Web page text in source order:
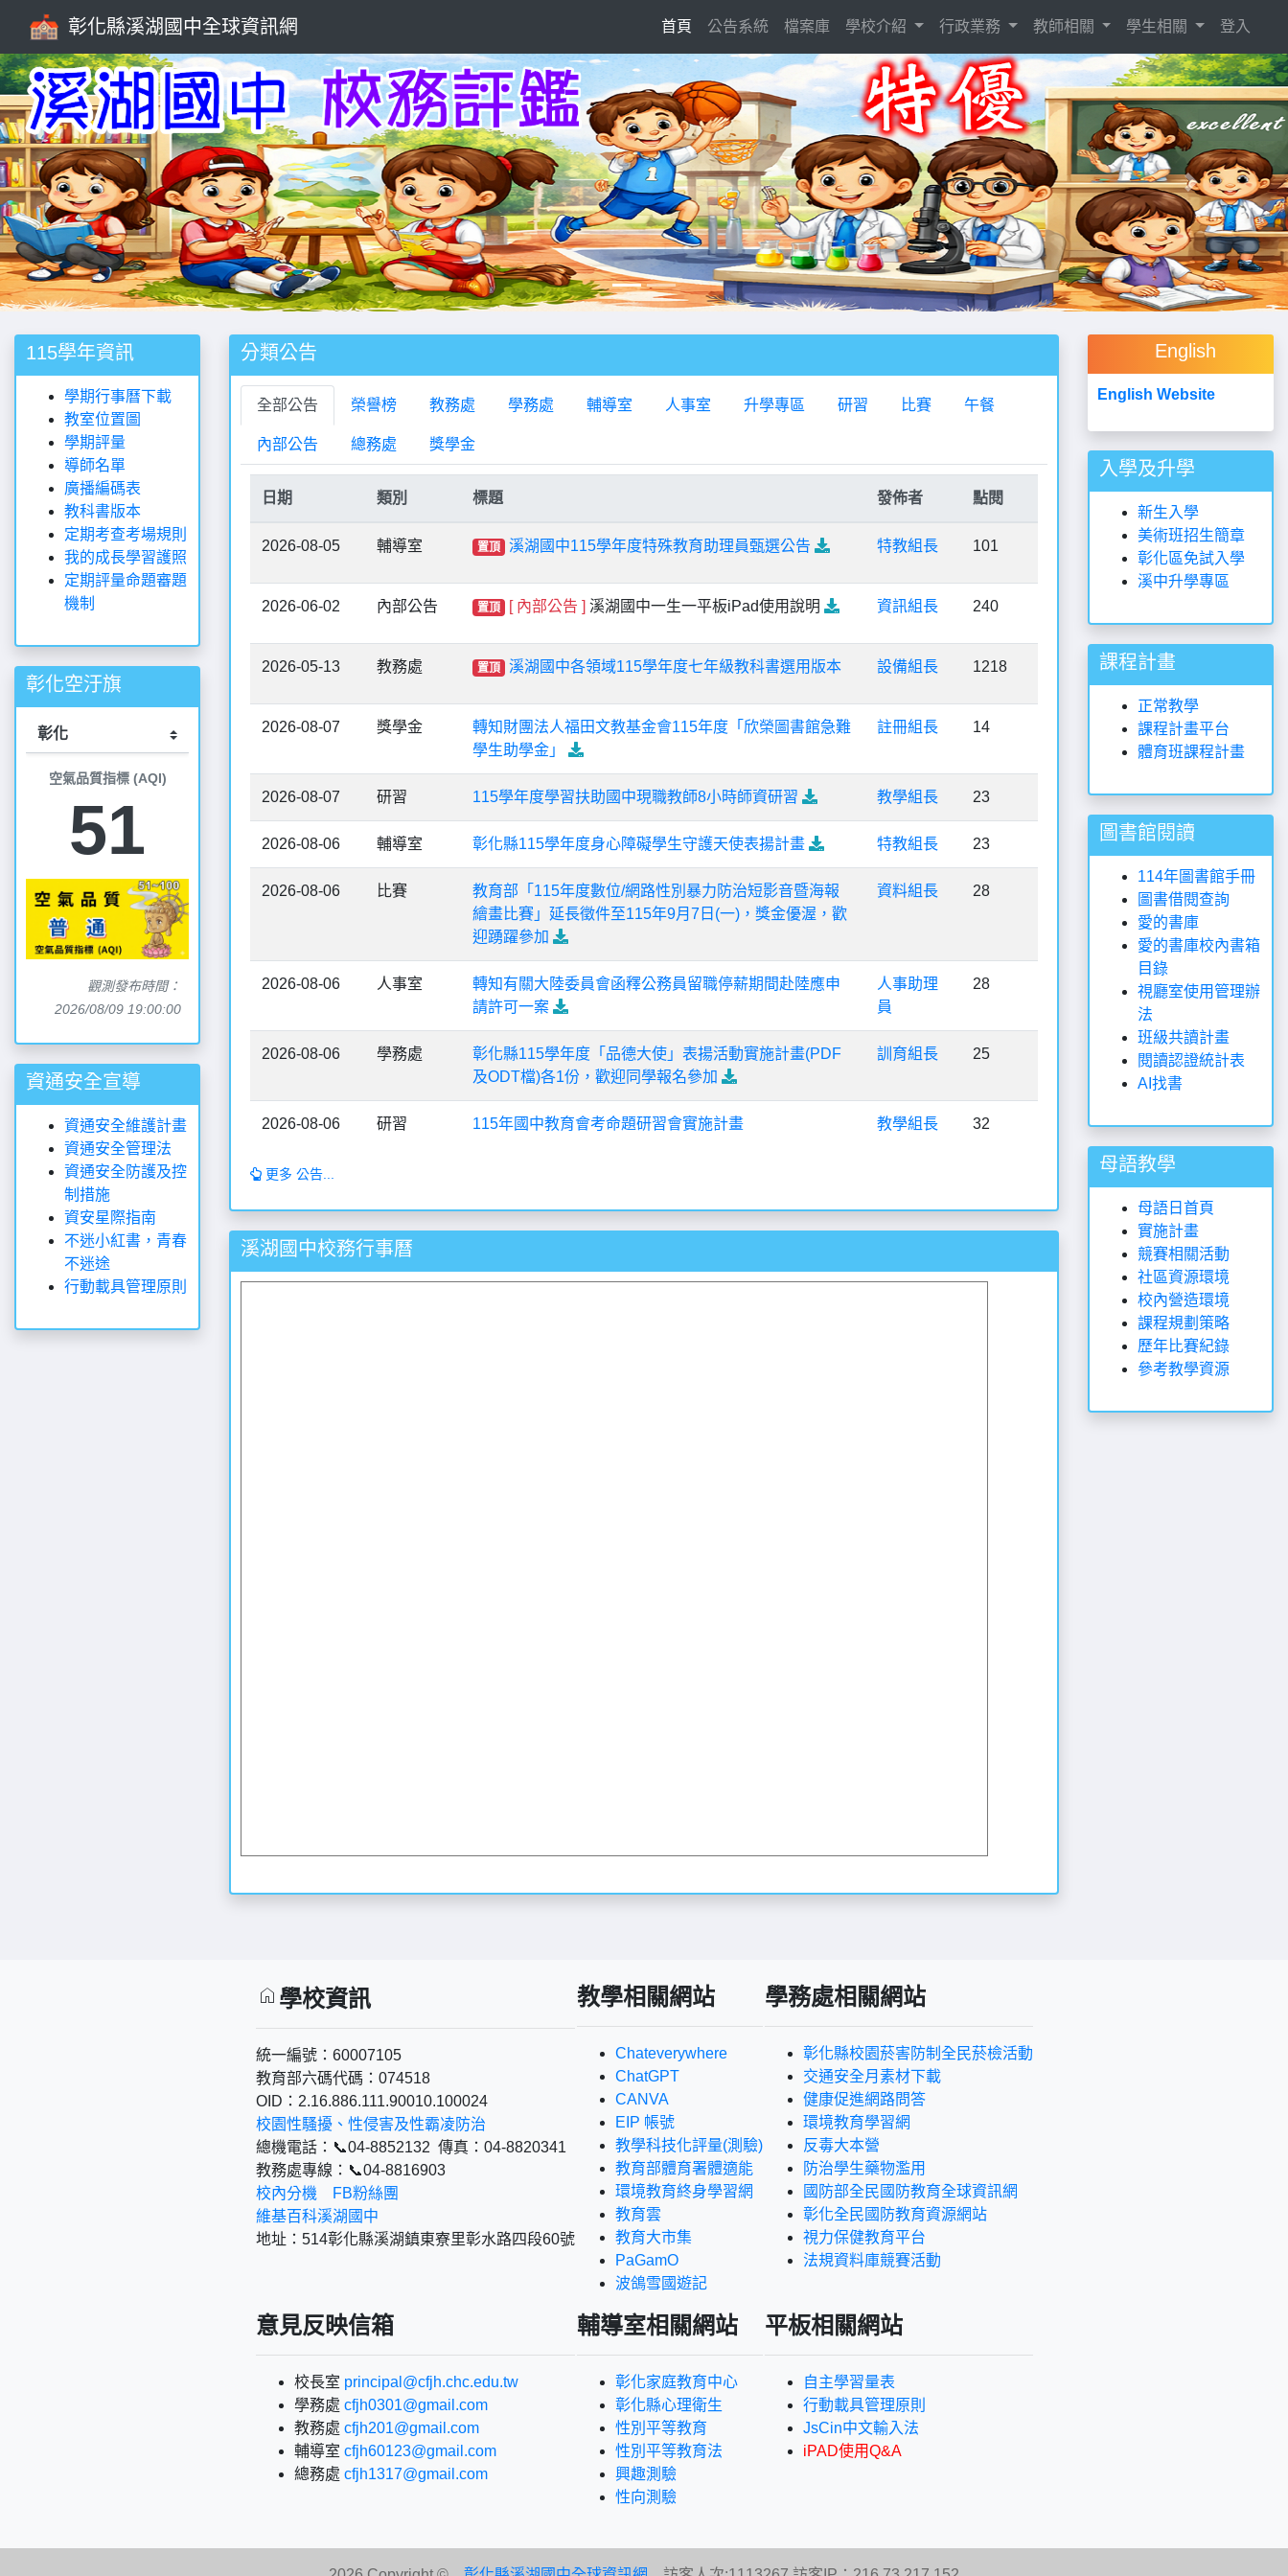
彰化縣溪湖國中全球資訊網 首頁 (current)
公告系統 檔案庫 學校介紹 行政業務 教師相關 學生相關 登入
Previous Next
115學年資訊
學期行事曆下載
教室位置圖
學期評量
導師名單
廣播編碼表
教科書版本
定期考查考場規則
我的成長學習護照
定期評量命題審題
機制
彰化空汙旗
空氣品質指標 (AQI)
51
觀測發布時間：
2026/08/09 19:00:00
資通安全宣導
資通安全維護計畫
資通安全管理法
資通安全防護及控
制措施
資安星際指南
不迷小紅書，青春
不迷途
行動載具管理原則
分類公告
全部公告 榮譽榜 教務處 學務處 輔導室 人事室 升學專區 研習 比賽 午餐
內部公告 總務處 獎學金
日期 類別 標題 發佈者 點閱
2026-08-05 輔導室 置頂 溪湖國中115學年度特殊教育助理員甄選公告 特教組長 101
2026-06-02 內部公告 置頂 [ 內部公告 ] 溪湖國中一生一平板iPad使用說明 資訊組長 240
2026-05-13 教務處 置頂 溪湖國中各領域115學年度七年級教科書選用版本 設備組長 1218
2026-08-07 獎學金
轉知財團法人福田文教基金會115年度「欣榮圖書館急難
學生助學金」
註冊組長 14
2026-08-07 研習 115學年度學習扶助國中現職教師8小時師資研習 教學組長 23
2026-08-06 輔導室 彰化縣115學年度身心障礙學生守護天使表揚計畫 特教組長 23
2026-08-06 比賽
教育部「115年度數位/網路性別暴力防治短影音暨海報
繪畫比賽」延長徵件至115年9月7日(一)，獎金優渥，歡
迎踴躍參加
資料組長 28
2026-08-06 人事室
轉知有關大陸委員會函釋公務員留職停薪期間赴陸應申
請許可一案
人事助理
員
28
2026-08-06 學務處
彰化縣115學年度「品德大使」表揚活動實施計畫(PDF
及ODT檔)各1份，歡迎同學報名參加
訓育組長 25
2026-08-06 研習 115年國中教育會考命題研習會實施計畫 教學組長 32
更多 公告...
溪湖國中校務行事曆
English
English Website
入學及升學
新生入學
美術班招生簡章
彰化區免試入學
溪中升學專區
課程計畫
正常教學
課程計畫平台
體育班課程計畫
圖書館閱讀
114年圖書館手冊
圖書借閱查詢
愛的書庫
愛的書庫校內書箱
目錄
視廳室使用管理辦
法
班級共讀計畫
閱讀認證統計表
AI找書
母語教學
母語日首頁
實施計畫
競賽相關活動
社區資源環境
校內營造環境
課程規劃策略
歷年比賽紀錄
參考教學資源
home 學校資訊
統一編號：60007105
教育部六碼代碼：074518
OID：2.16.886.111.90010.100024
校園性騷擾、性侵害及性霸凌防治
總機電話：📞04-8852132 傳真：04-8820341
教務處專線：📞04-8816903
校內分機
FB粉絲團
維基百科溪湖國中
地址：514彰化縣溪湖鎮東寮里彰水路四段60號
教學相關網站
Chateverywhere
ChatGPT
CANVA
EIP 帳號
教學科技化評量(測驗)
教育部體育署體適能
環境教育終身學習網
教育雲
教育大市集
PaGamO
波鴿雪國遊記
學務處相關網站
彰化縣校園菸害防制全民菸檢活動
交通安全月素材下載
健康促進網路問答
環境教育學習網
反毒大本營
防治學生藥物濫用
國防部全民國防教育全球資訊網
彰化全民國防教育資源網站
視力保健教育平台
法規資料庫競賽活動
意見反映信箱
校長室 principal@cfjh.chc.edu.tw
學務處 cfjh0301@gmail.com
教務處 cfjh201@gmail.com
輔導室 cfjh60123@gmail.com
總務處 cfjh1317@gmail.com
輔導室相關網站
彰化家庭教育中心
彰化縣心理衛生
性別平等教育
性別平等教育法
興趣測驗
性向測驗
平板相關網站
自主學習量表
行動載具管理原則
JsCin中文輸入法
iPAD使用Q&A